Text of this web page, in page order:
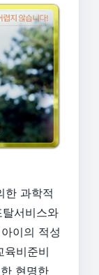
한 과학적
서비스와
이의 적성
육비준비
현명한